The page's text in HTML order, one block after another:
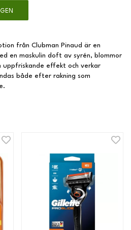
från Clubman Pinaud är en
en maskulin doft av syrén, blommor
uppfriskande effekt och verkar
både efter rakning som